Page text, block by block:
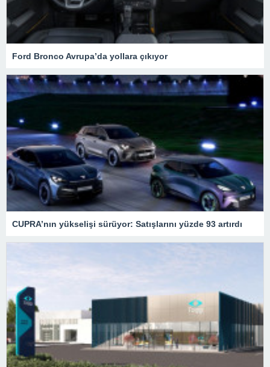
Ford Bronco Avrupa’da yollara çıkıyor
CUPRA’nın yükselişi sürüyor: Satışlarını yüzde 93 artırdı